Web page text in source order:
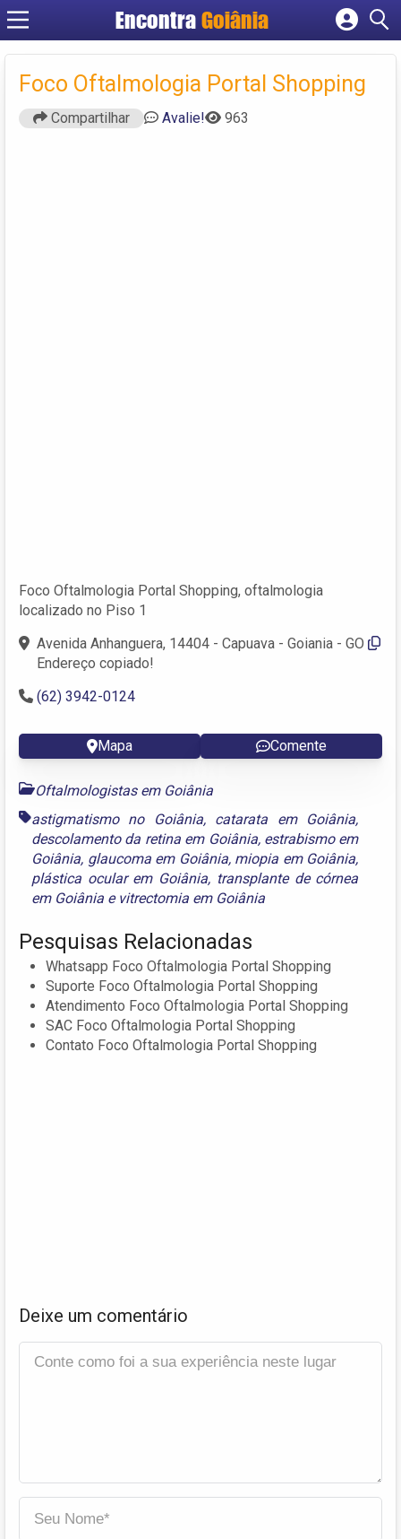
Encontra Goiânia
Cadastrar empresa
Criar conta
Foco Oftalmologia Portal Shopping
Compartilhar Avalie! 963
Foco Oftalmologia Portal Shopping, oftalmologia
localizado no Piso 1
Avenida Anhanguera, 14404 - Capuava - Goiania - GO
Endereço copiado!
(62) 3942-0124
Mapa Comente
Oftalmologistas em Goiânia
astigmatismo no Goiânia, catarata em Goiânia,
descolamento da retina em Goiânia, estrabismo em
Goiânia, glaucoma em Goiânia, miopia em Goiânia,
plástica ocular em Goiânia, transplante de córnea
em Goiânia e vitrectomia em Goiânia
Pesquisas Relacionadas
Whatsapp Foco Oftalmologia Portal Shopping
Suporte Foco Oftalmologia Portal Shopping
Atendimento Foco Oftalmologia Portal Shopping
SAC Foco Oftalmologia Portal Shopping
Contato Foco Oftalmologia Portal Shopping
Deixe um comentário